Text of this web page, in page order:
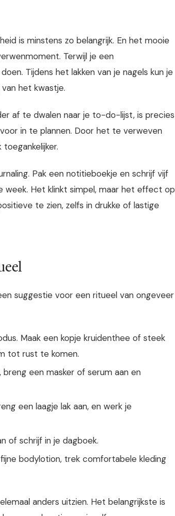
is minstens zo belangrijk. En het mooie
Terwijl je een
Tijdens het lakken van je nagels kun je
het kwastje.
af te dwalen naar je to-do-lijst, is precies
in te plannen. Door het te verweven
Pak een notitieboekje en schrijf vijf
Het klinkt simpel, maar het effect op
te zien, zelfs in drukke of lastige
suggestie voor een ritueel van ongeveer
Maak een kopje kruidenthee of steek
tot rust te komen.
breng een masker of serum aan en
een laagje lak aan, en werk je
of schrijf in je dagboek.
bodylotion, trek comfortabele kleding
anders uitzien. Het belangrijkste is